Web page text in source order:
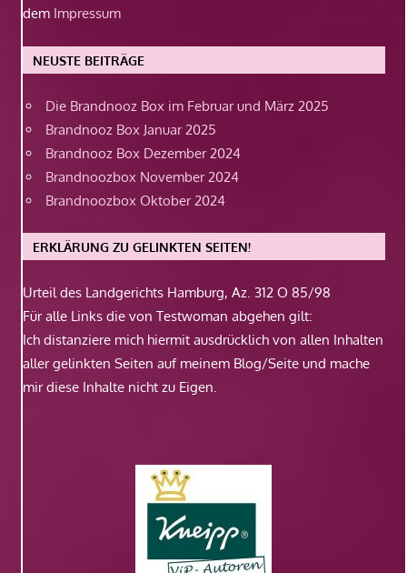
dem Impressum
NEUSTE BEITRÄGE
Die Brandnooz Box im Februar und März 2025
Brandnooz Box Januar 2025
Brandnooz Box Dezember 2024
Brandnoozbox November 2024
Brandnoozbox Oktober 2024
ERKLÄRUNG ZU GELINKTEN SEITEN!
Urteil des Landgerichts Hamburg, Az. 312 O 85/98
Für alle Links die von Testwoman abgehen gilt:
Ich distanziere mich hiermit ausdrücklich von allen Inhalten
aller gelinkten Seiten auf meinem Blog/Seite und mache
mir diese Inhalte nicht zu Eigen.